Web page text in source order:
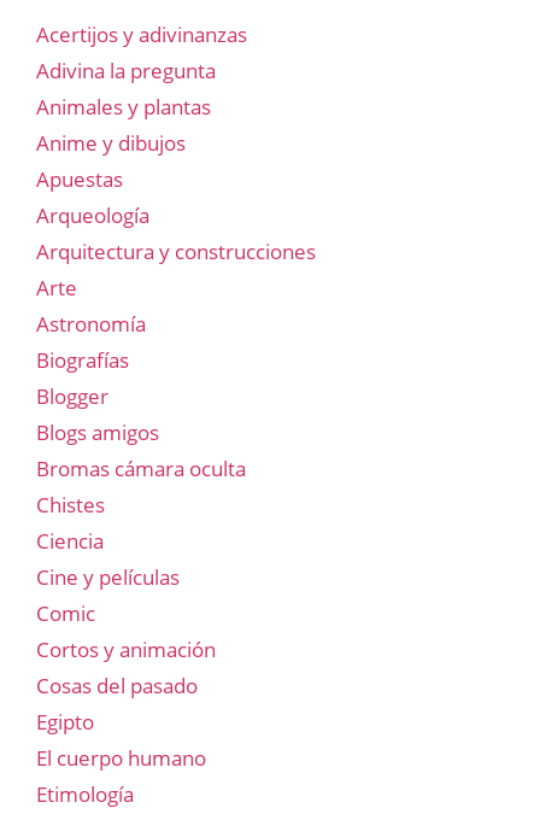
Acertijos y adivinanzas
Adivina la pregunta
Animales y plantas
Anime y dibujos
Apuestas
Arqueología
Arquitectura y construcciones
Arte
Astronomía
Biografías
Blogger
Blogs amigos
Bromas cámara oculta
Chistes
Ciencia
Cine y películas
Comic
Cortos y animación
Cosas del pasado
Egipto
El cuerpo humano
Etimología